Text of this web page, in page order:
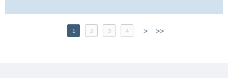
1 2 3 4 > >>